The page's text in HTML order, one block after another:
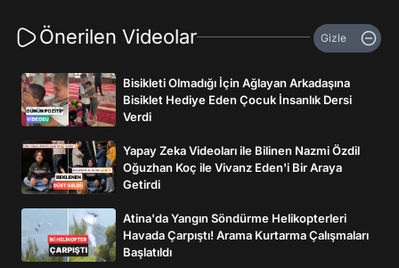
Önerilen Videolar Gizle
Bisikleti Olmadığı İçin Ağlayan Arkadaşına
Bisiklet Hediye Eden Çocuk İnsanlık Dersi
Verdi
Yapay Zeka Videoları ile Bilinen Nazmi Özdil
Oğuzhan Koç ile Vivanz Eden'i Bir Araya
Getirdi
Atina'da Yangın Söndürme Helikopterleri
Havada Çarpıştı! Arama Kurtarma Çalışmaları
Başlatıldı